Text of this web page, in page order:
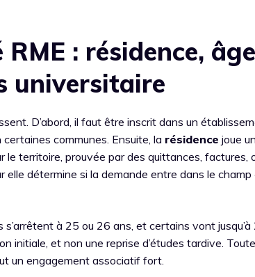
: résidence,
universitaire
D’abord, il faut être inscrit dans un
communes. Ensuite, la résidence joue
territoire, prouvée par des quittances, factures,
détermine si la demande entre dans le champ
à 25 ou 26 ans, et certains vont
initiale, et non une reprise d’études tardive.
un engagement associatif fort.